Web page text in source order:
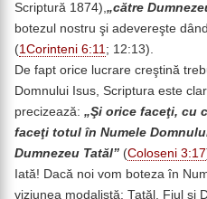
Scriptură 1874),„către
botezul nostru şi adevereşte
(1Corinteni 6:11; 12:13).
De fapt orice lucrare creştină
Domnului Isus, Scriptura este
precizează: „Şi orice faceţi, cu
faceţi totul în Numele
Dumnezeu Tatăl” (Coloseni 3:17
Iată! Dacă noi vom boteza în
viziunea modalistă: Tatăl, Fiul şi